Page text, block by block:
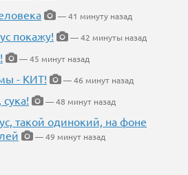
— 41 минуту назад
покажу!
— 42 минуты назад
— 45 минут назад
- КИТ!
— 46 минут назад
— 48 минут назад
такой одинокий, на фоне
— 49 минут назад